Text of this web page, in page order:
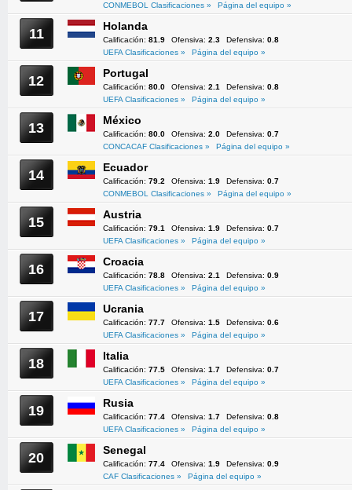
CONMEBOL Clasificaciones »
Página del equipo »
11 Holanda
Calificación: 81.9 Ofensiva: 2.3 Defensiva: 0.8
UEFA Clasificaciones »
Página del equipo »
12 Portugal
Calificación: 80.0 Ofensiva: 2.1 Defensiva: 0.8
UEFA Clasificaciones »
Página del equipo »
13 México
Calificación: 80.0 Ofensiva: 2.0 Defensiva: 0.7
CONCACAF Clasificaciones »
Página del equipo »
14 Ecuador
Calificación: 79.2 Ofensiva: 1.9 Defensiva: 0.7
CONMEBOL Clasificaciones »
Página del equipo »
15 Austria
Calificación: 79.1 Ofensiva: 1.9 Defensiva: 0.7
UEFA Clasificaciones »
Página del equipo »
16 Croacia
Calificación: 78.8 Ofensiva: 2.1 Defensiva: 0.9
UEFA Clasificaciones »
Página del equipo »
17 Ucrania
Calificación: 77.7 Ofensiva: 1.5 Defensiva: 0.6
UEFA Clasificaciones »
Página del equipo »
18 Italia
Calificación: 77.5 Ofensiva: 1.7 Defensiva: 0.7
UEFA Clasificaciones »
Página del equipo »
19 Rusia
Calificación: 77.4 Ofensiva: 1.7 Defensiva: 0.8
UEFA Clasificaciones »
Página del equipo »
20 Senegal
Calificación: 77.4 Ofensiva: 1.9 Defensiva: 0.9
CAF Clasificaciones »
Página del equipo »